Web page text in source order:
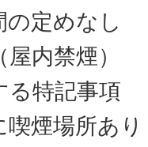
の定めなし
内禁煙）
る特記事項
煙場所あり